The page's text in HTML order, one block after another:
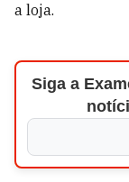
a loja.
Siga a